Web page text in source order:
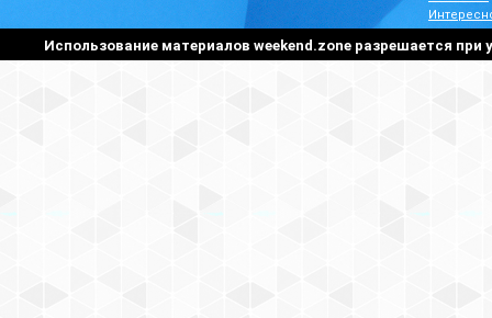
Использование материалов weekend.zone разрешается